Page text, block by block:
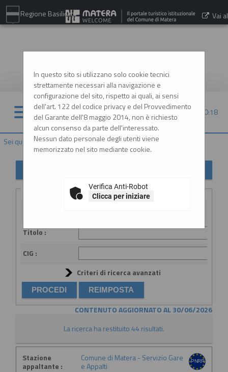
Regione Basilicata Vai al
07/08/2026 20:18
Sei qui: Home»Elenco operatori economici»Esiti affidamenti
In questo sito si utilizzano solo cookie tecnici
strettamente necessari alla navigazione e
configurazione del sito, rispetto ai quali, ai sensi
dell'art. 122 del codice privacy e del Provvedimento
del Garante dell'8 maggio 2014, non è richiesto
alcun consenso da parte dell'interessato.
Nessun dato personale degli utenti viene
memorizzato nel sito mediante cookie.
Verifica Anti-Robot
Clicca per iniziare
Criteri di ricerca
Titolo :
CIG :
Criteri di ricerca avanzati
CONTENUTO AGGIORNATO AL 30/06/2026
La ricerca ha restituito 44 risultati.
Stazione
appaltante :
Comune di Matera - Servizio Gare
e Appalti